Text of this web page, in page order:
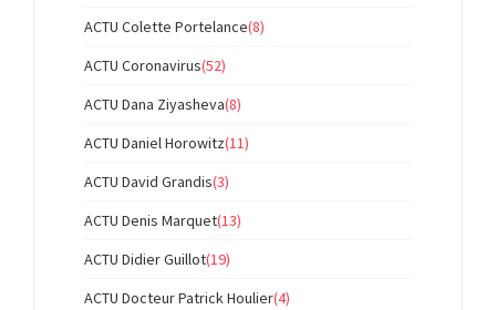
ACTU Colette Portelance(8)
ACTU Coronavirus(52)
ACTU Dana Ziyasheva(8)
ACTU Daniel Horowitz(11)
ACTU David Grandis(3)
ACTU Denis Marquet(13)
ACTU Didier Guillot(19)
ACTU Docteur Patrick Houlier(4)